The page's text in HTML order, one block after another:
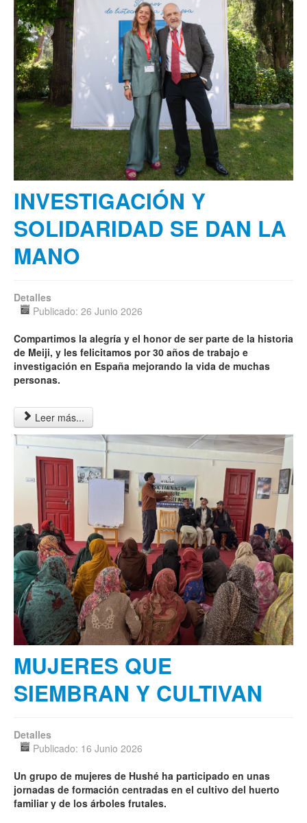
INVESTIGACIÓN Y
SOLIDARIDAD SE DAN LA
MANO
Detalles
Publicado: 26 Junio 2026
Compartimos la alegría y el honor de ser parte de la historia
de Meiji, y les felicitamos por 30 años de trabajo e
investigación en España mejorando la vida de muchas
personas.
Leer más...
MUJERES QUE
SIEMBRAN Y CULTIVAN
Detalles
Publicado: 16 Junio 2026
Un grupo de mujeres de Hushé ha participado en unas
jornadas de formación centradas en el cultivo del huerto
familiar y de los árboles frutales.